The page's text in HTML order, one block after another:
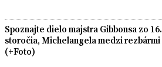
Spoznajte dielo majstra Gibbonsa zo 16.
storočia, Michelangela medzi rezbármi
(+Foto)